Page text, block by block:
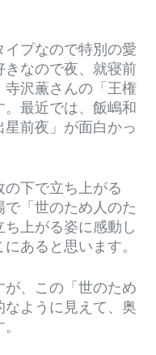
プなので特別の愛
なので夜、就寝前
沢薫さんの「王権
最近では、飯嶋和
前夜」が面白かっ
下で立ち上がる
「世のため人のた
上がる姿に感動し
あると思います。
、この「世のため
ように見えて、奥